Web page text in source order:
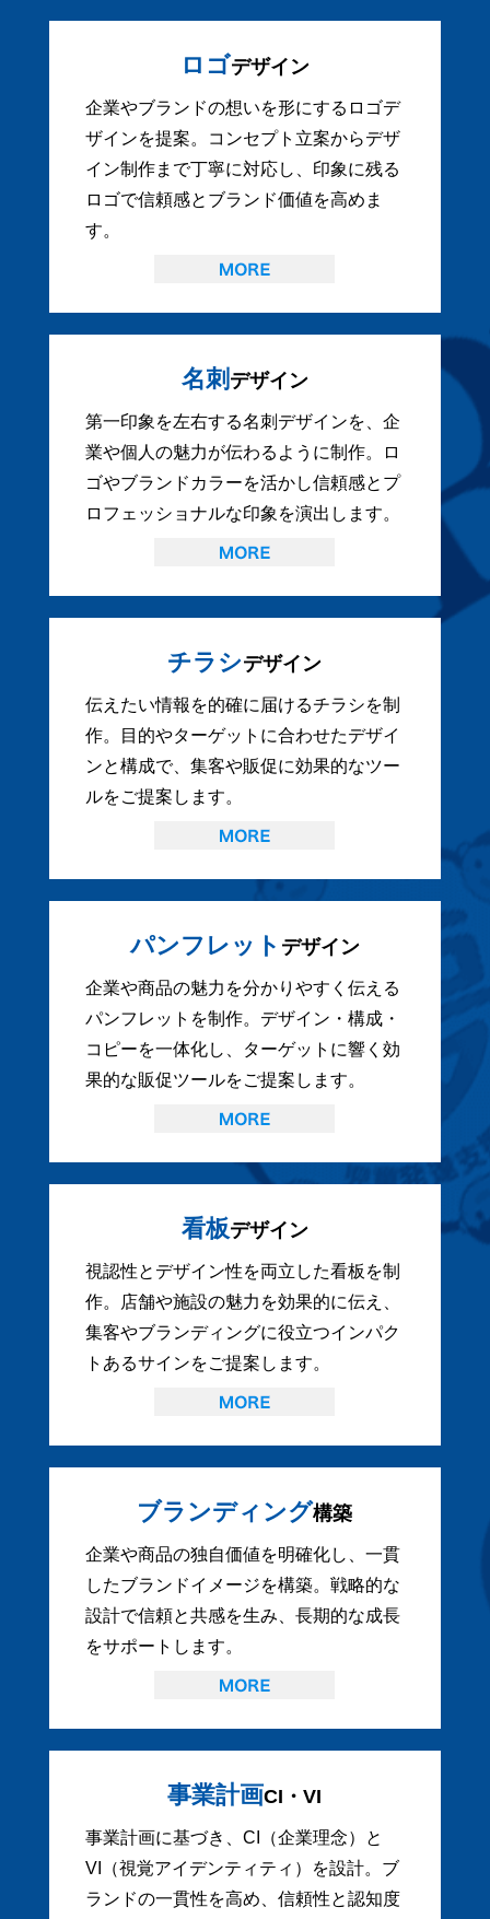
ロゴデザイン
企業やブランドの想いを形にするロゴデ
ザインを提案。コンセプト立案からデザ
イン制作まで丁寧に対応し、印象に残る
ロゴで信頼感とブランド価値を高めま
す。
名刺 デザイン
第一印象を左右する名刺デザインを、企
業や個人の魅力が伝わるように制作。ロ
ゴやブランドカラーを活かし信頼感とプ
ロフェッショナルな印象を演出します。
チラシデザイン
伝えたい情報を的確に届けるチラシを制
作。目的やターゲットに合わせたデザイ
ンと構成で、集客や販促に効果的なツー
ルをご提案します。
パンフレット デザイン
企業や商品の魅力を分かりやすく伝える
パンフレットを制作。デザイン・構成・
コピーを一体化し、ターゲットに響く効
果的な販促ツールをご提案します。
看板デザイン
視認性とデザイン性を両立した看板を制
作。店舗や施設の魅力を効果的に伝え、
集客やブランディングに役立つインパク
トあるサインをご提案します。
ブランディング構築
企業や商品の独自価値を明確化し、一貫
したブランドイメージを構築。戦略的な
設計で信頼と共感を生み、長期的な成長
をサポートします。
事業計画CI・VI
事業計画に基づき、CI（企業理念）と
VI（視覚アイデンティティ）を設計。ブ
ランドの一貫性を高め、信頼性と認知度